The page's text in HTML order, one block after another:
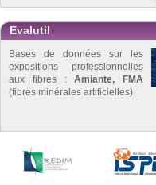
Evalutil
Bases de données sur les
expositions professionnelles
aux fibres :Amiante, FMA
(fibres minérales artificielles)